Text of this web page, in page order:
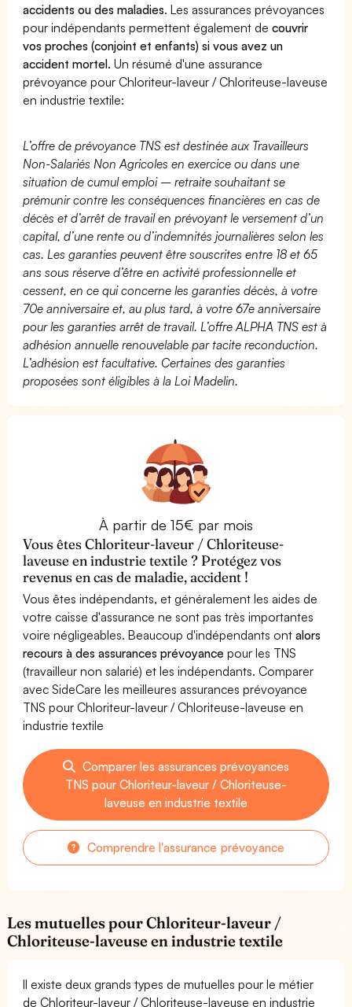
accidents ou des maladies. Les assurances prévoyances
pour indépendants permettent également decouvrir
vos proches (conjoint et enfants) si vous avez un
accident mortel. Un résumé d'une assurance
prévoyance pour Chloriteur-laveur / Chloriteuse-laveuse
en industrie textile:
L’offre de prévoyance TNS est destinée aux Travailleurs
Non-Salariés Non Agricoles en exercice ou dans une
situation de cumul emploi – retraite souhaitant se
prémunir contre les conséquences financières en cas de
décès et d’arrêt de travail en prévoyant le versement d’un
capital, d’une rente ou d’indemnités journalières selon les
cas. Les garanties peuvent être souscrites entre 18 et 65
ans sous réserve d’être en activité professionnelle et
cessent, en ce qui concerne les garanties décès, à votre
70e anniversaire et, au plus tard, à votre 67e anniversaire
pour les garanties arrêt de travail. L’offre ALPHA TNS est à
adhésion annuelle renouvelable par tacite reconduction.
L’adhésion est facultative. Certaines des garanties
proposées sont éligibles à la Loi Madelin.
À partir de 15€ par mois
Vous êtes Chloriteur-laveur / Chloriteuse-
laveuse en industrie textile ? Protégez vos
revenus en cas de maladie, accident !
Vous êtes indépendants, et généralement les aides de
votre caisse d'assurance ne sont pas très importantes
voire négligeables. Beaucoup d'indépendants ontalors
recours à des assurances prévoyance pour les TNS
(travailleur non salarié) et les indépendants. Comparer
avec SideCare les meilleures assurances prévoyance
TNS pour Chloriteur-laveur / Chloriteuse-laveuse en
industrie textile
Comparer les assurances prévoyances
TNS pour Chloriteur-laveur / Chloriteuse-
laveuse en industrie textile
Comprendre l'assurance prévoyance
Les mutuelles pour Chloriteur-laveur /
Chloriteuse-laveuse en industrie textile
Il existe deux grands types de mutuelles pour le métier
de Chloriteur-laveur / Chloriteuse-laveuse en industrie